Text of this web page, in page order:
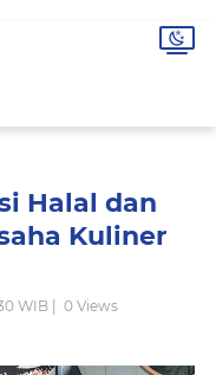
Halal dan
Kuliner
WIB | 0 Views